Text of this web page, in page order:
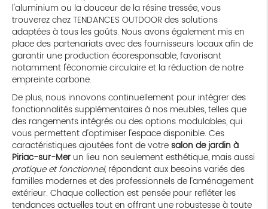
l'aluminium ou la douceur de la résine tressée, vous
trouverez chez TENDANCES OUTDOOR des solutions
adaptées à tous les goûts. Nous avons également mis en
place des partenariats avec des fournisseurs locaux afin de
garantir une production écoresponsable, favorisant
notamment l'économie circulaire et la réduction de notre
empreinte carbone.
De plus, nous innovons continuellement pour intégrer des
fonctionnalités supplémentaires à nos meubles, telles que
des rangements intégrés ou des options modulables, qui
vous permettent d'optimiser l'espace disponible. Ces
caractéristiques ajoutées font de votre salon de jardin à
Piriac-sur-Mer un lieu non seulement esthétique, mais aussi
pratique et fonctionnel, répondant aux besoins variés des
familles modernes et des professionnels de l'aménagement
extérieur. Chaque collection est pensée pour refléter les
tendances actuelles tout en offrant une robustesse à toute